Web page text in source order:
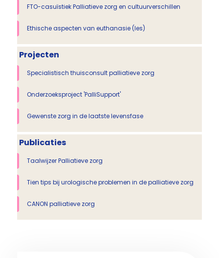
FTO-casuïstiek Palliatieve zorg en cultuurverschillen
Ethische aspecten van euthanasie (les)
Projecten
Specialistisch thuisconsult palliatieve zorg
Onderzoeksproject 'PalliSupport'
Gewenste zorg in de laatste levensfase
Publicaties
Taalwijzer Palliatieve zorg
Tien tips bij urologische problemen in de palliatieve zorg
CANON palliatieve zorg